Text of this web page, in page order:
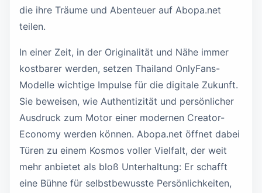
die ihre Träume und Abenteuer auf Abopa.net
teilen.
In einer Zeit, in der Originalität und Nähe immer
kostbarer werden, setzen Thailand OnlyFans-
Modelle wichtige Impulse für die digitale Zukunft.
Sie beweisen, wie Authentizität und persönlicher
Ausdruck zum Motor einer modernen Creator-
Economy werden können. Abopa.net öffnet dabei
Türen zu einem Kosmos voller Vielfalt, der weit
mehr anbietet als bloß Unterhaltung: Er schafft
eine Bühne für selbstbewusste Persönlichkeiten,